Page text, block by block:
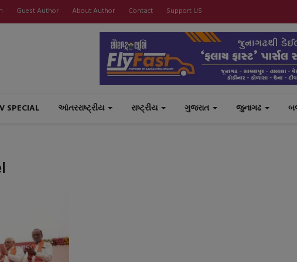
Guest Author About Author Contact Support US
SPECIAL આંતરરાષ્ટ્રીય રાષ્ટ્રીય ગુજરાત જુનાગઢ